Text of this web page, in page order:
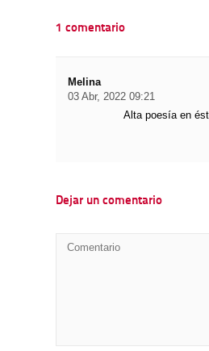
1 comentario
Melina
03 Abr, 2022 09:21
Alta poesía en
Dejar un comentario